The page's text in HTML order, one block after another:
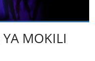
MOKILI